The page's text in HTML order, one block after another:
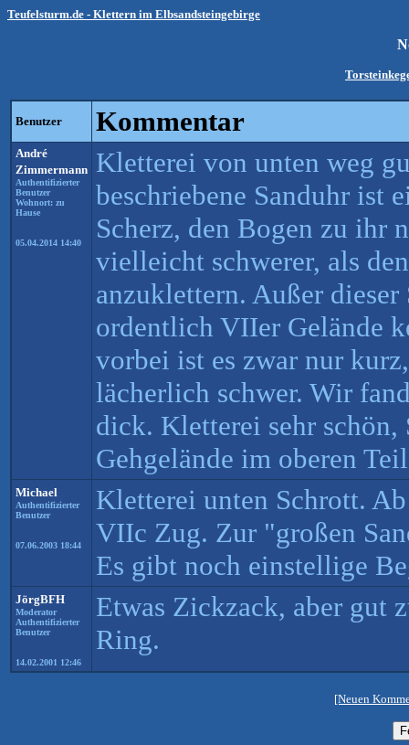
Teufelsturm.de - Klettern im Elbsandsteingebirge
Benutzer Kommentar
André
Zimmermann
Authentifizierter
Benutzer
Wohnort: zu
Hause
05.04.2014 14:40
Kletterei von unten weg
beschriebene Sanduhr ist
Scherz, den Bogen zu ihr
vielleicht schwerer, als
anzuklettern. Außer
ordentlich VIIer Gelände
vorbei ist es zwar nur
lächerlich schwer. Wir
dick. Kletterei sehr schön,
Gehgelände im oberen
Michael
Authentifizierter
Benutzer
07.06.2003 18:44
Kletterei unten Schrott.
VIIc Zug. Zur "großen
Es gibt noch einstellige
JörgBFH
Moderator
Authentifizierter
Benutzer
14.02.2001 12:46
Etwas Zickzack, aber gut
Ring.
[Neuen